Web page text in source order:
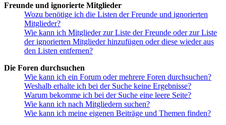
Freunde und ignorierte Mitglieder
Wozu benötige ich die Listen der Freunde und ignorierten
Mitglieder?
Wie kann ich Mitglieder zur Liste der Freunde oder zur Liste
der ignorierten Mitglieder hinzufügen oder diese wieder aus
den Listen entfernen?
Die Foren durchsuchen
Wie kann ich ein Forum oder mehrere Foren durchsuchen?
Weshalb erhalte ich bei der Suche keine Ergebnisse?
Warum bekomme ich bei der Suche eine leere Seite?
Wie kann ich nach Mitgliedern suchen?
Wie kann ich meine eigenen Beiträge und Themen finden?